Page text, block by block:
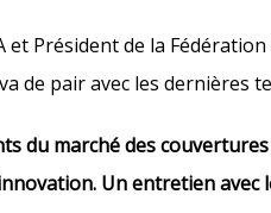
Président de la
de pair avec les dernières
du marché des
Un entretien